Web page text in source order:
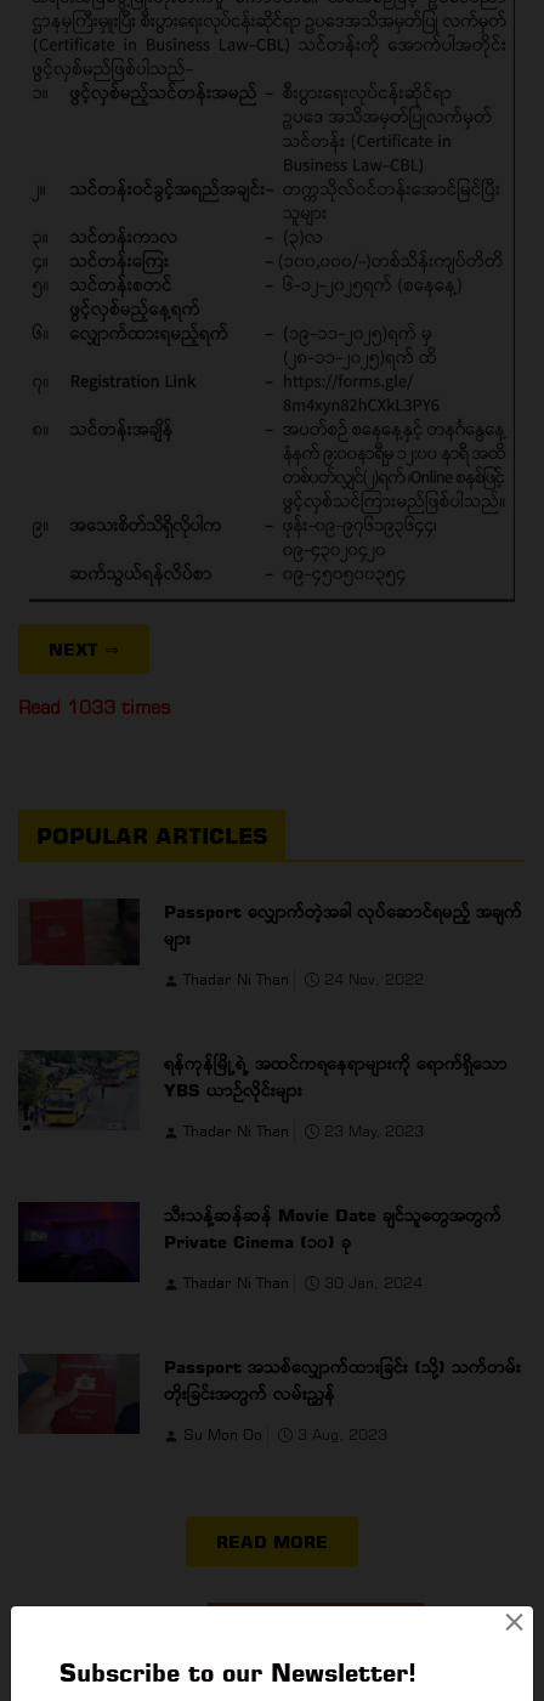
×
Subscribe to our Newsletter!
NEXT ⇒
Read 1033 times
POPULAR ARTICLES
Passport လျှောက်တဲ့အခါ လုပ်ဆောင်ရမည့် အချက်
များ
Thadar Ni Than 24 Nov, 2022
ရန်ကုန်မြို့ရဲ့ အထင်ကရနေရာများကို ရောက်ရှိသော
YBS ယာဉ်လိုင်းများ
Thadar Ni Than 23 May, 2023
သီးသန့်ဆန်ဆန် Movie Date ချင်သူတွေအတွက်
Private Cinema (၁၀) ခု
Thadar Ni Than 30 Jan, 2024
Passport အသစ်လျှောက်ထားခြင်း (သို့) သက်တမ်း
တိုးခြင်းအတွက် လမ်းညွှန်
Su Mon Oo 3 Aug, 2023
READ MORE